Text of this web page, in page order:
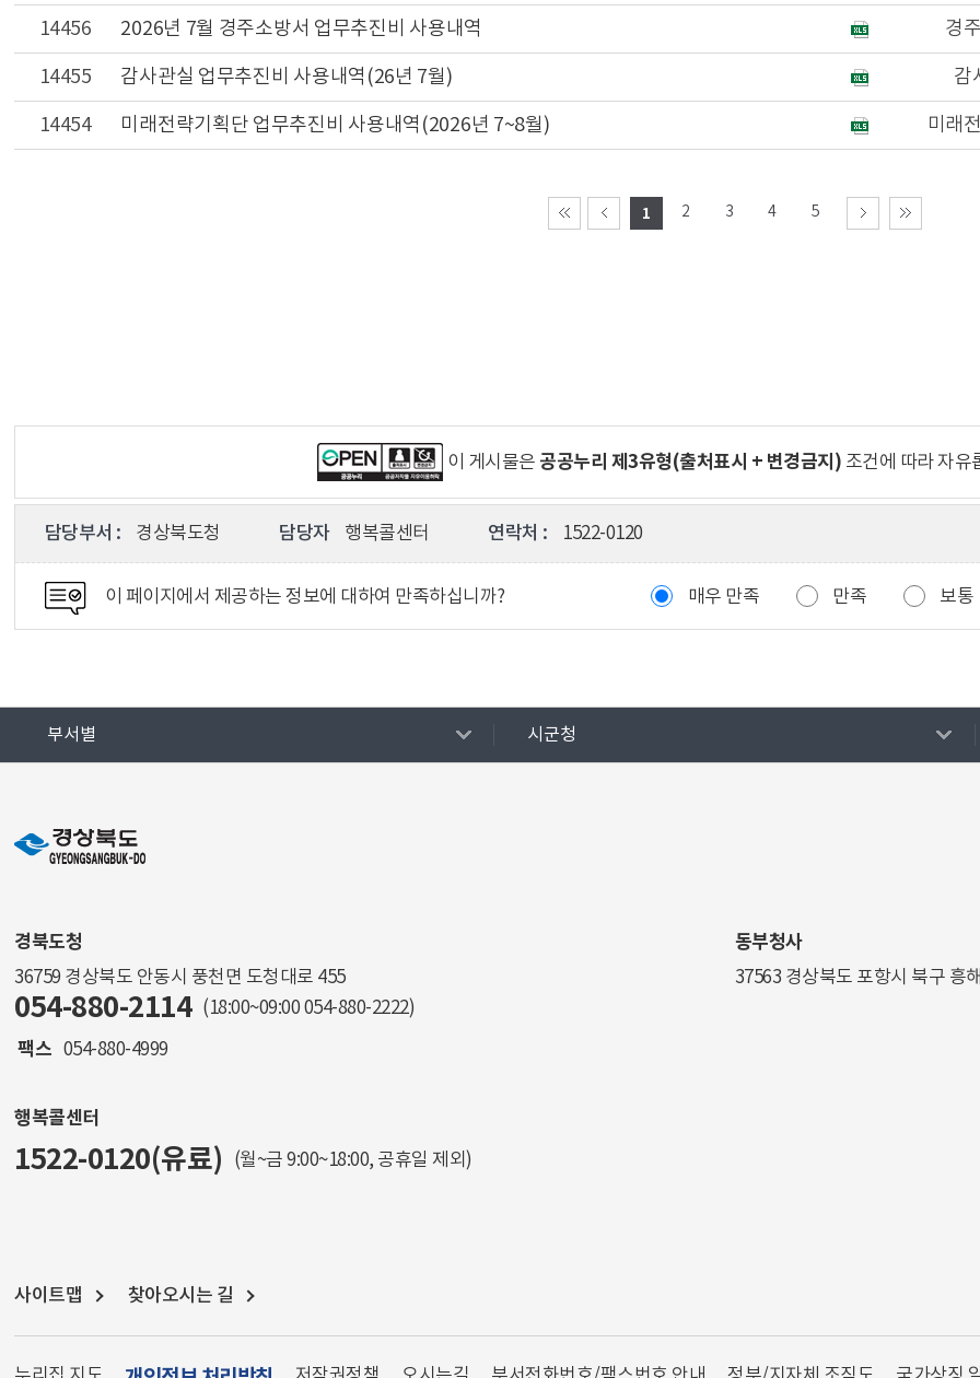
14456 2026년 7월 경주소방서 업무추진비 사용내역 경
14455 감사관실 업무추진비 사용내역(26년 7월) 감
14454 미래전략기획단 업무추진비 사용내역(2026년 7~8월) 미래
1 2 3 4 5
이 게시물은 공공누리 제3유형(출처표시 + 변경금지) 조건에 따라 자유
담당부서 : 경상북도청 담당자 행복콜센터 연락처 : 1522-0120
이 페이지에서 제공하는 정보에 대하여 만족하십니까? 매우 만족 만족 보통
부서별 시군청
경북도청
36759 경상북도 안동시 풍천면 도청대로 455
054-880-2114 (18:00~09:00 054-880-2222)
팩스 054-880-4999
동부청사
37563 경상북도 포항시 북구 흥
행복콜센터
1522-0120(유료) (월~금 9:00~18:00, 공휴일 제외)
사이트맵 찾아오시는 길